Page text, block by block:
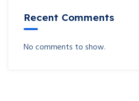
Recent Comments
No comments to show.